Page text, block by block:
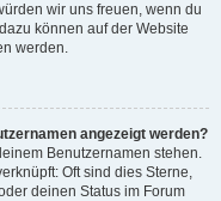
wir uns freuen, wenn du
können auf der Website
werden.
angezeigt werden?
Benutzernamen stehen.
Oft sind dies Sterne,
deinen Status im Forum